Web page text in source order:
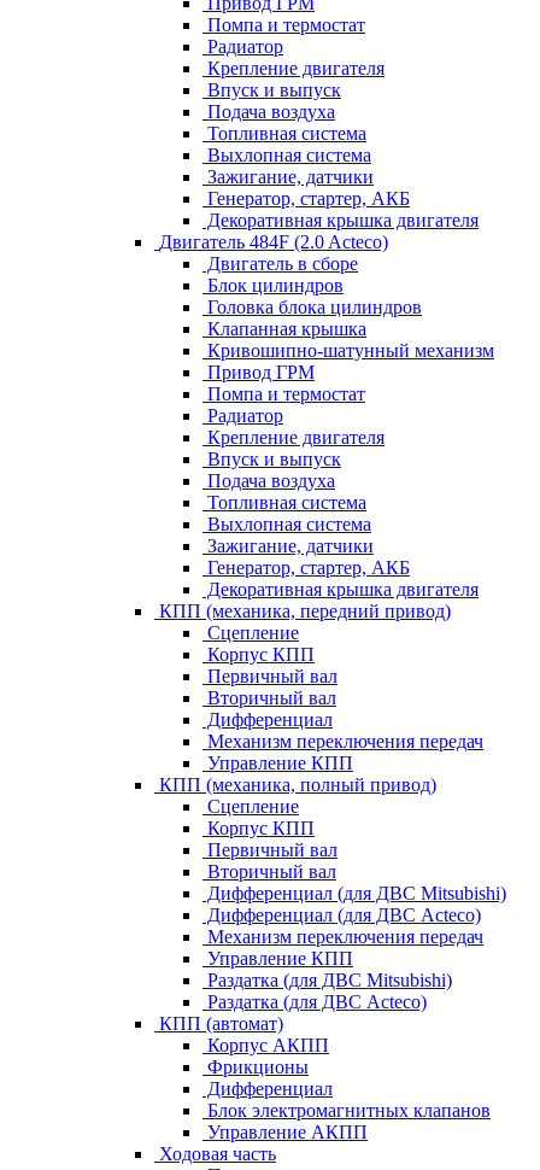
Помпа и термостат
Радиатор
Крепление двигателя
Впуск и выпуск
Подача воздуха
Топливная система
Выхлопная система
Зажигание, датчики
Генератор, стартер, АКБ
Декоративная крышка двигателя
Двигатель 484F (2.0 Acteco)
Двигатель в сборе
Блок цилиндров
Головка блока цилиндров
Клапанная крышка
Кривошипно-шатунный механизм
Привод ГРМ
Помпа и термостат
Радиатор
Крепление двигателя
Впуск и выпуск
Подача воздуха
Топливная система
Выхлопная система
Зажигание, датчики
Генератор, стартер, АКБ
Декоративная крышка двигателя
КПП (механика, передний привод)
Сцепление
Корпус КПП
Первичный вал
Вторичный вал
Дифференциал
Механизм переключения передач
Управление КПП
КПП (механика, полный привод)
Сцепление
Корпус КПП
Первичный вал
Вторичный вал
Дифференциал (для ДВС Mitsubishi)
Дифференциал (для ДВС Acteco)
Механизм переключения передач
Управление КПП
Раздатка (для ДВС Mitsubishi)
Раздатка (для ДВС Acteco)
КПП (автомат)
Корпус АКПП
Фрикционы
Дифференциал
Блок электромагнитных клапанов
Управление АКПП
Ходовая часть